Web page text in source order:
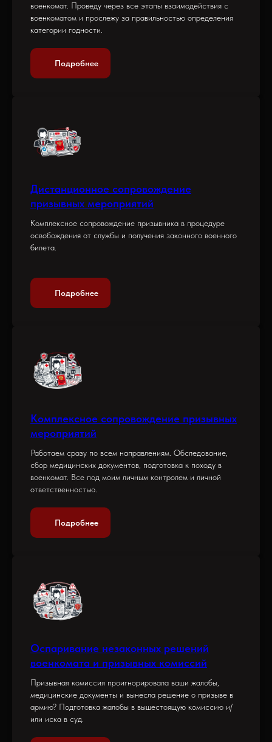
военкомат. Проведу через все этапы взаимодействия с
военкоматом и прослежу за правильностью определения
категории годности.
Подробнее
Дистанционное сопровождение
призывных мероприятий
Комплексное сопровождение призывника в процедуре
освобождения от службы и получения законного военного
билета.
Подробнее
Комплексное сопровождение призывных
мероприятий
Работаем сразу по всем направлениям. Обследование,
сбор медицинских документов, подготовка к походу в
военкомат. Все под моим личным контролем и личной
ответственностью.
Подробнее
Оспаривание незаконных решений
военкомата и призывных комиссий
Призывная комиссия проигнорировала ваши жалобы,
медицинские документы и вынесла решение о призыве в
армию? Подготовка жалобы в вышестоящую комиссию и/
или иска в суд.